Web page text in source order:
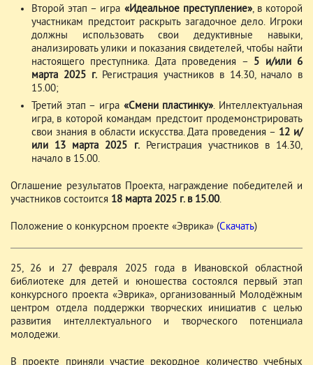
Второй этап – игра «Идеальное преступление», в которой
участникам предстоит раскрыть загадочное дело. Игроки
должны использовать свои дедуктивные навыки,
анализировать улики и показания свидетелей, чтобы найти
настоящего преступника. Дата проведения – 5 и/или 6
марта 2025 г.Регистрация участников в 14.30, начало в
15.00;
Третий этап – игра «Смени пластинку». Интеллектуальная
игра, в которой командам предстоит продемонстрировать
свои знания в области искусства. Дата проведения – 12 и/
или 13 марта 2025 г.Регистрация участников в 14.30,
начало в 15.00.
Оглашение результатов Проекта, награждение победителей и
участников состоится 18 марта 2025 г. в 15.00.
Положение о конкурсном проекте «Эврика» (Скачать)
25, 26 и 27 февраля 2025 года в Ивановской областной
библиотеке для детей и юношества состоялся первый этап
конкурсного проекта «Эврика», организованный Молодёжным
центром отдела поддержки творческих инициатив с целью
развития интеллектуального и творческого потенциала
молодежи.